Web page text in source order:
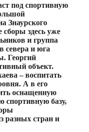
под спортивную
Знаурского
здесь уже
и группа
севера и юга
Георгий
объект.
– воспитать
А в его
оснащенную
спортивную базу,
разных стран и